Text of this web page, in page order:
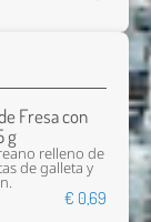
Fresa con
g
relleno de
de galleta y
€ 0,69